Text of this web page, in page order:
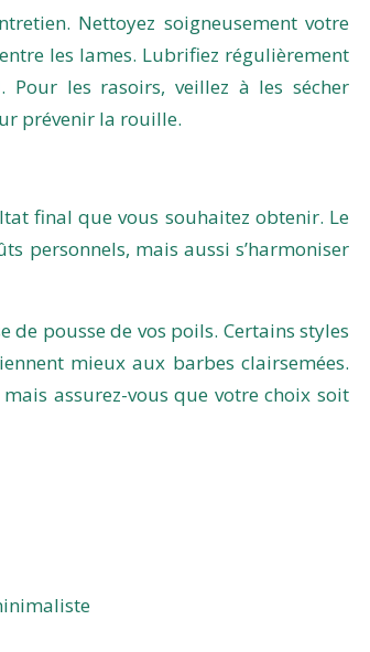
Nettoyez soigneusement votre
les lames. Lubrifiez régulièrement
les rasoirs, veillez à les sécher
prévenir la rouille.
final que vous souhaitez obtenir. Le
personnels, mais aussi s’harmoniser
pousse de vos poils. Certains styles
mieux aux barbes clairsemées.
assurez-vous que votre choix soit